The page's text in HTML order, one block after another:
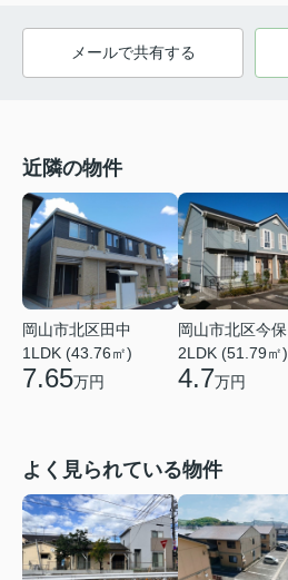
メールで共有する
近隣の物件
岡山市北区田中
1LDK (43.76㎡)
7.65万円
岡山市北区今保
2LDK (51.79㎡)
4.7万円
よく見られている物件